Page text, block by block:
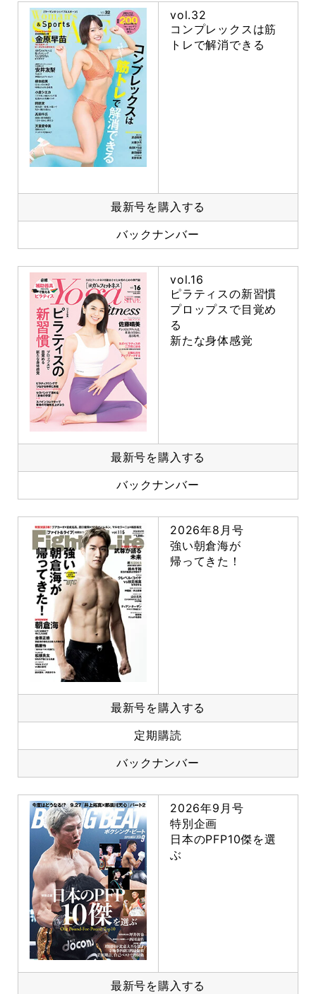
vol.32
コンプレックスは筋
トレで解消できる
最新号を購入する
バックナンバー
vol.16
ピラティスの新習慣
プロップスで目覚め
る
新たな身体感覚
最新号を購入する
バックナンバー
2026年8月号
強い朝倉海が
帰ってきた！
最新号を購入する
定期購読
バックナンバー
2026年9月号
特別企画
日本のPFP10傑を選
ぶ
最新号を購入する